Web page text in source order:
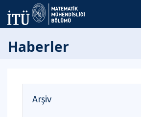
Haberler
Arşiv